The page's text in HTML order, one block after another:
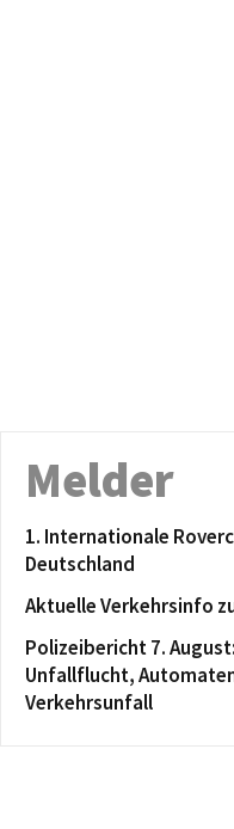
Melder
1. Internationale
Deutschland
Aktuelle Verkehrsinfo
Polizeibericht 7.
Unfallflucht,
Verkehrsunfall